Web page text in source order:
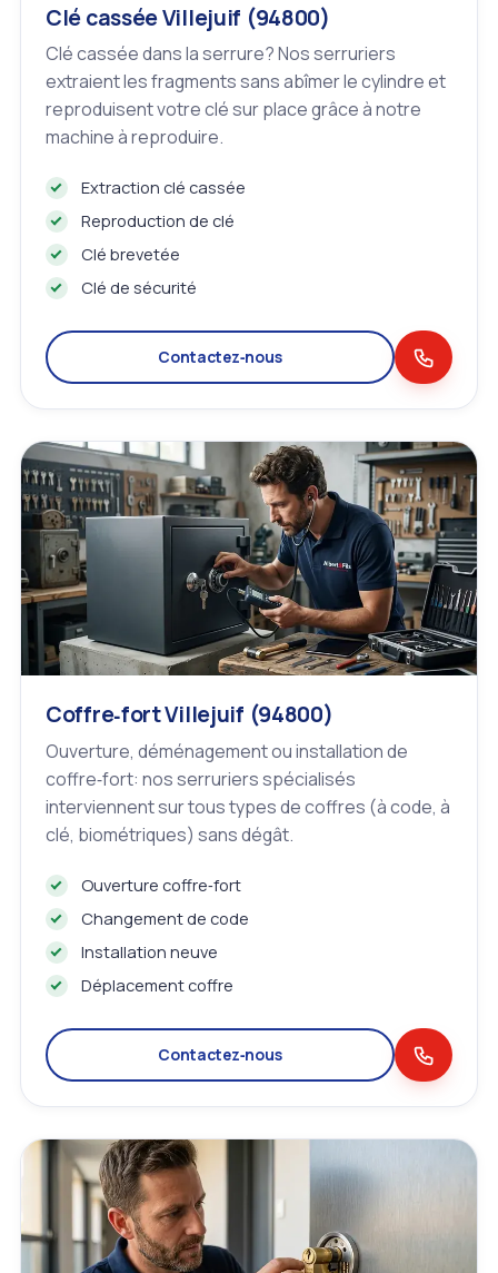
Clé cassée Villejuif (94800)
Clé cassée dans la serrure? Nos serruriers
extraient les fragments sans abîmer le cylindre et
reproduisent votre clé sur place grâce à notre
machine à reproduire.
Extraction clé cassée
Reproduction de clé
Clé brevetée
Clé de sécurité
Contactez‑nous
Coffre‑fort Villejuif (94800)
Ouverture, déménagement ou installation de
coffre‑fort: nos serruriers spécialisés
interviennent sur tous types de coffres (à code, à
clé, biométriques) sans dégât.
Ouverture coffre‑fort
Changement de code
Installation neuve
Déplacement coffre
Contactez‑nous